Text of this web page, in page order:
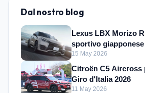
Dal nostro blog
Lexus LBX Morizo
sportivo
CV
15 May 2026
Citroën C5 Aircross
Giro d'Italia 2026
11 May 2026